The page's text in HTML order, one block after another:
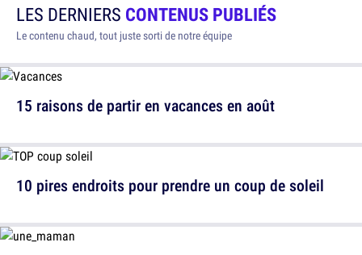
LES DERNIERS CONTENUS PUBLIÉS
Le contenu chaud, tout juste sorti de notre équipe
15 raisons de partir en vacances en août
10 pires endroits pour prendre un coup de soleil